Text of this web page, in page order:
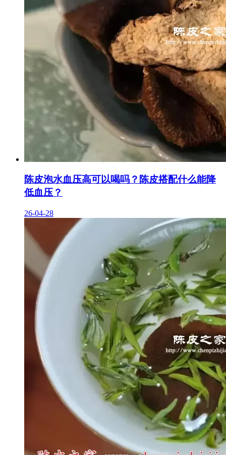
陈皮泡水血压高可以喝吗？陈皮搭配什么能降
低血压？
26-04-28